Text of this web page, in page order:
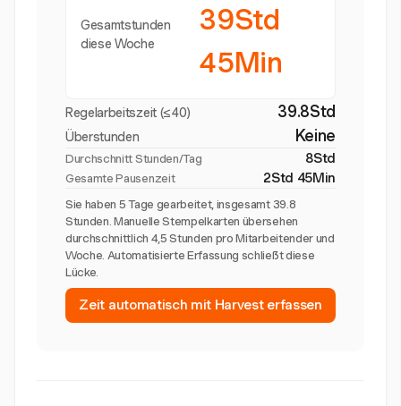
Gesamtstunden
diese Woche
39Std
45Min
Regelarbeitszeit (≤40) 39.8Std
Überstunden Keine
Durchschnitt Stunden/Tag 8Std
Gesamte Pausenzeit 2Std 45Min
Sie haben 5 Tage gearbeitet, insgesamt 39.8
Stunden. Manuelle Stempelkarten übersehen
durchschnittlich 4,5 Stunden pro Mitarbeitender und
Woche. Automatisierte Erfassung schließt diese
Lücke.
Zeit automatisch mit Harvest erfassen